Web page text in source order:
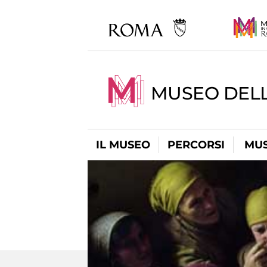
MUSEO
IL MUSEO PERCORSI